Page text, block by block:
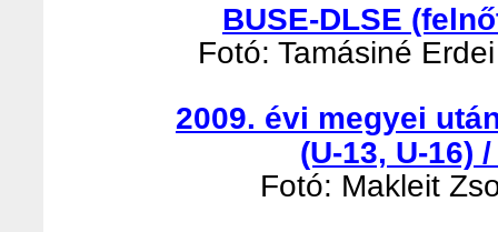
BUSE-DLSE
Fotó: Tamásiné
2009. évi megyei
(U-13, U-16)
Fotó: Makleit